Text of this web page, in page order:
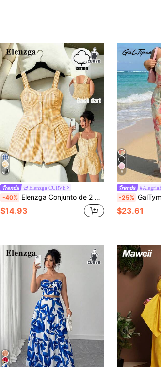
Elenzga CURVE
-40% Elenzga Conjunto de 2 piezas de talla grande para mujer con top de tirantes azul a cuadros estampado con decoración de botones, cintura ceñida y dobladillo asimétrico, shorts de cintura elástica
$14.93
8
-25% GalTyme Conjunto de 2
$23.61